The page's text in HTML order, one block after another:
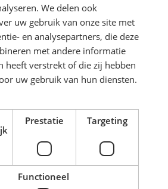
We delen ook
uw gebruik van onze site met
en analysepartners, die deze
met andere informatie
heeft verstrekt of die zij hebben
uw gebruik van hun diensten.
Prestatie Targeting
Functioneel